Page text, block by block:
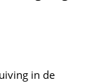
in de